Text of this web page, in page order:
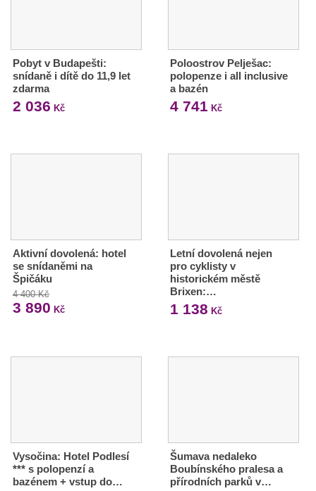
Pobyt v Budapešti:
snídaně i dítě do 11,9 let
zdarma
2 036 Kč
Poloostrov Pelješac:
polopenze i all inclusive
a bazén
4 741 Kč
Aktivní dovolená: hotel
se snídaněmi na
Špičáku
4 400 Kč
3 890 Kč
Letní dovolená nejen
pro cyklisty v
historickém městě
Brixen:…
1 138 Kč
Vysočina: Hotel Podlesí
*** s polopenzí a
bazénem + vstup do…
Šumava nedaleko
Boubínského pralesa a
přírodních parků v…